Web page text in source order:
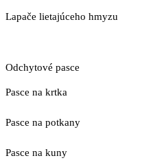
Lapače lietajúceho hmyzu
Odchytové pasce
Pasce na krtka
Pasce na potkany
Pasce na kuny